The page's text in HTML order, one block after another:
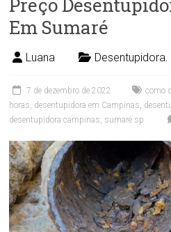
Preço
Em Sumaré
Luana Desentupidora,
7 de dezembro de 2022 como
horas, desentupidora em Campinas,
desentupidora campinas, sumaré sp